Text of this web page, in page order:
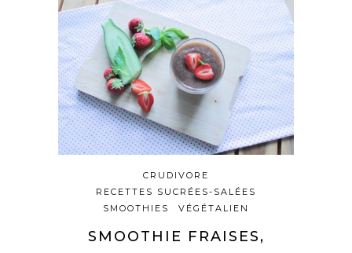
CRUDIVORE
RECETTES SUCRÉES-SALÉES
SMOOTHIES
VÉGÉTALIEN
SMOOTHIE FRAISES,